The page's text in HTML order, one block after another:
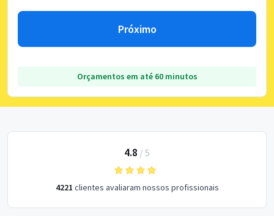
Próximo
Orçamentos em até 60 minutos
4.8 / 5
4221 clientes avaliaram nossos profissionais